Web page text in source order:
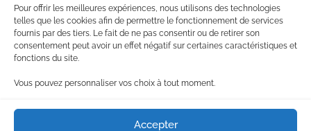
Pour offrir les meilleures expériences, nous utilisons des technologies
telles que les cookies afin de permettre le fonctionnement de services
fournis par des tiers. Le fait de ne pas consentir ou de retirer son
consentement peut avoir un effet négatif sur certaines caractéristiques et
fonctions du site.
Vous pouvez personnaliser vos choix à tout moment.
Accepter
d’envies